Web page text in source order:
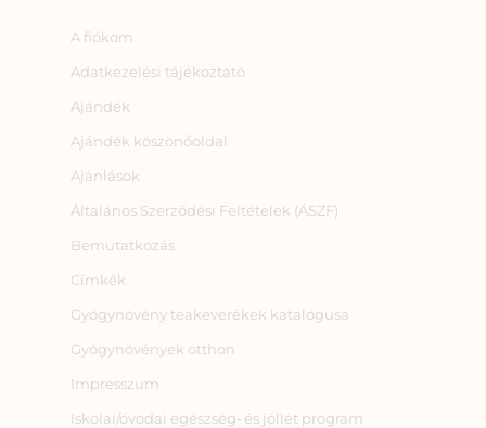
A fiókom
Adatkezelési tájékoztató
Ajándék
Ajándék köszönőoldal
Ajánlások
Általános Szerződési Feltételek (ÁSZF)
Bemutatkozás
Címkék
Gyógynövény teakeverékek katalógusa
Gyógynövények otthon
Impresszum
Iskolai/óvodai egészség‑ és jóllét program